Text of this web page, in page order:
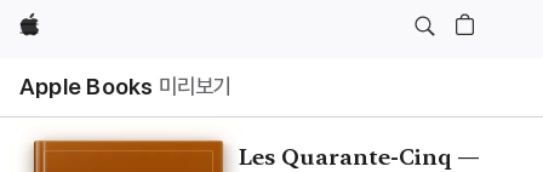
Apple
Apple Books 미리보기
Les Quarante-Cinq —